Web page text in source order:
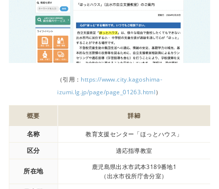
（引用： https://www.city.kagoshima-
izumi.lg.jp/page/page_01263.html）
概要 詳細
名称 教育支援センター「ほっとハウス」
区分 適応指導教室
所在地
鹿児島県出水市武本3189番地1
（出水市役所庁舎分室）